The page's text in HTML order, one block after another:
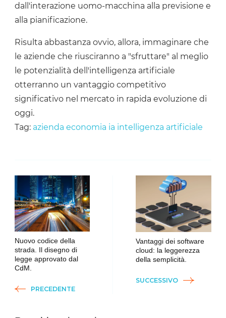
dall'interazione uomo-macchina alla previsione e
alla pianificazione.
Risulta abbastanza ovvio, allora, immaginare che
le aziende che riusciranno a "sfruttare" al meglio
le potenzialità dell'intelligenza artificiale
otterranno un vantaggio competitivo
significativo nel mercato in rapida evoluzione di
oggi.
Tag: azienda economia ia intelligenza artificiale
Navigazione
articoli
Nuovo codice della
strada. Il disegno di
legge approvato dal
CdM.
PRECEDENTE
Vantaggi dei software
cloud: la leggerezza
della semplicità.
SUCCESSIVO